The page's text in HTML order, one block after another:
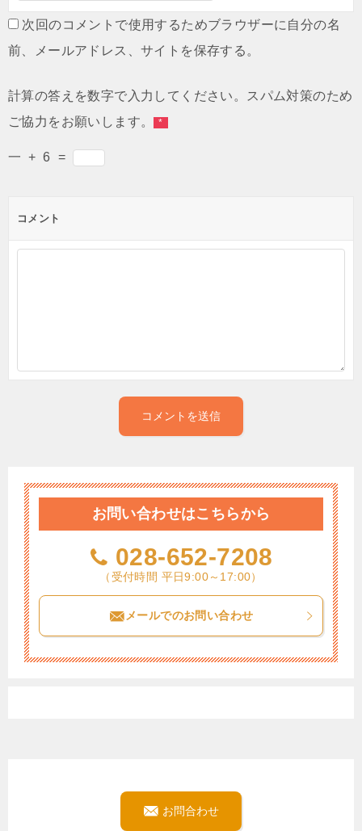
次回のコメントで使用するためブラウザーに自分の名
前、メールアドレス、サイトを保存する。
計算の答えを数字で入力してください。スパム対策のため
ご協力をお願いします。 *
一 + 6 =
コメント
お問い合わせはこちらから
028-652-7208
（受付時間 平日9:00～17:00）
メールでのお問い合わせ
お問合わせ